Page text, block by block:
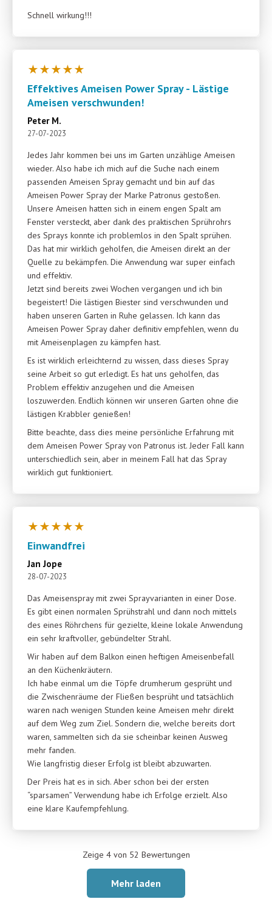
Schnell wirkung!!!
★★★★★
Peter M.
27-07-2023
Effektives Ameisen Power Spray - Lästige
Ameisen verschwunden!
Jedes Jahr kommen bei uns im Garten unzählige Ameisen
wieder. Also habe ich mich auf die Suche nach einem
passenden Ameisen Spray gemacht und bin auf das
Ameisen Power Spray der Marke Patronus gestoßen.
Unsere Ameisen hatten sich in einem engen Spalt am
Fenster versteckt, aber dank des praktischen Sprührohrs
des Sprays konnte ich problemlos in den Spalt sprühen.
Das hat mir wirklich geholfen, die Ameisen direkt an der
Quelle zu bekämpfen. Die Anwendung war super einfach
und effektiv.
Jetzt sind bereits zwei Wochen vergangen und ich bin
begeistert! Die lästigen Biester sind verschwunden und
haben unseren Garten in Ruhe gelassen. Ich kann das
Ameisen Power Spray daher definitiv empfehlen, wenn du
mit Ameisenplagen zu kämpfen hast.
Es ist wirklich erleichternd zu wissen, dass dieses Spray
seine Arbeit so gut erledigt. Es hat uns geholfen, das
Problem effektiv anzugehen und die Ameisen
loszuwerden. Endlich können wir unseren Garten ohne die
lästigen Krabbler genießen!
Bitte beachte, dass dies meine persönliche Erfahrung mit
dem Ameisen Power Spray von Patronus ist. Jeder Fall kann
unterschiedlich sein, aber in meinem Fall hat das Spray
wirklich gut funktioniert.
★★★★★
Jan Jope
28-07-2023
Einwandfrei
Das Ameisenspray mit zwei Sprayvarianten in einer Dose.
Es gibt einen normalen Sprühstrahl und dann noch mittels
des eines Röhrchens für gezielte, kleine lokale Anwendung
ein sehr kraftvoller, gebündelter Strahl.
Wir haben auf dem Balkon einen heftigen Ameisenbefall
an den Küchenkräutern.
Ich habe einmal um die Töpfe drumherum gesprüht und
die Zwischenräume der Fließen besprüht und tatsächlich
waren nach wenigen Stunden keine Ameisen mehr direkt
auf dem Weg zum Ziel. Sondern die, welche bereits dort
waren, sammelten sich da sie scheinbar keinen Ausweg
mehr fanden.
Wie langfristig dieser Erfolg ist bleibt abzuwarten.
Der Preis hat es in sich. Aber schon bei der ersten
“sparsamen” Verwendung habe ich Erfolge erzielt. Also
eine klare Kaufempfehlung.
Zeige 4 von 52 Bewertungen
Mehr laden